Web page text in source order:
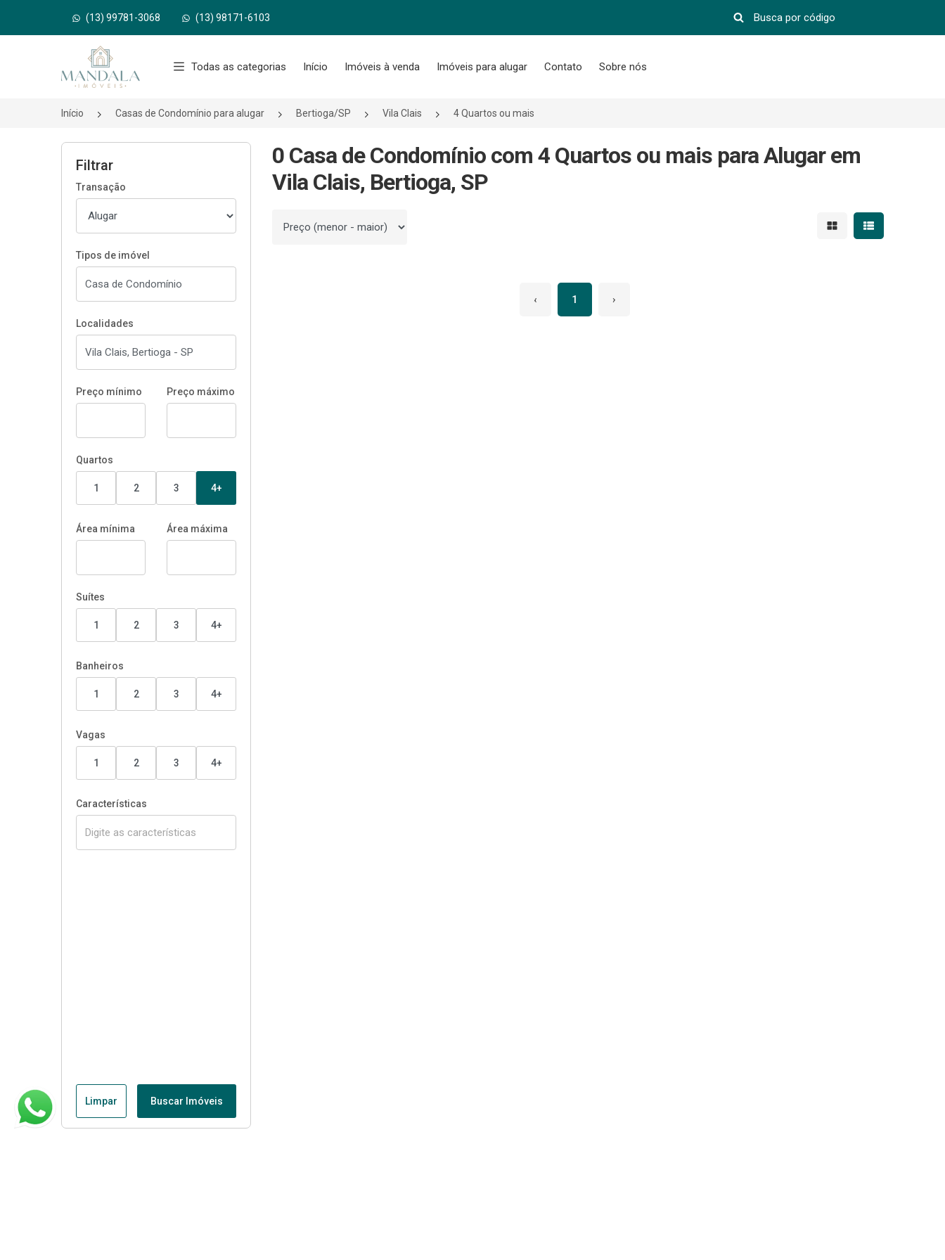
(13) 99781-3068 (13) 98171-6103
Página inicial
Todas as categorias Início Imóveis à venda Imóveis para alugar Contato Sobre nós
Início Casas de Condomínio para alugar Bertioga/SP Vila Clais 4 Quartos ou mais
Filtrar
Transação
Tipos de imóvel
Localidades
Preço mínimo Preço máximo
Quartos
1 2 3 4+
Área mínima Área máxima
Suítes
1 2 3 4+
Banheiros
1 2 3 4+
Vagas
1 2 3 4+
Características
Limpar Buscar Imóveis
0 Casa de Condomínio com 4 Quartos ou mais para Alugar em
Vila Clais, Bertioga, SP
Ordenar por Mostrar resultados em
Mostrar
‹ 1 ›